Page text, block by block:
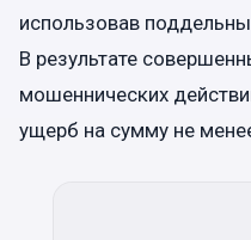
использовав
В результате
мошеннических
ущерб на сумму не